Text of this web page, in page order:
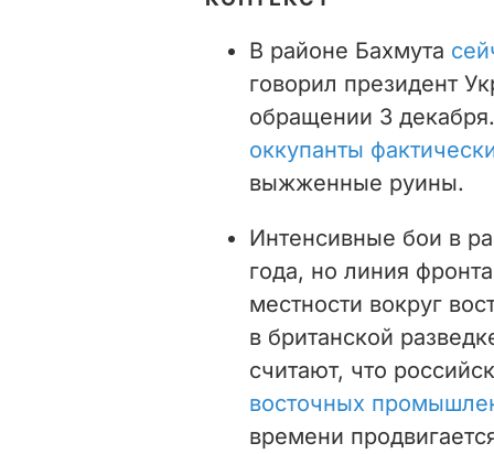
В районе Бахмута
говорил президент
обращении 3
оккупанты
выжженные руины.
Интенсивные бои в
года, но линия
местности вокруг
в британской
считают, что
восточных
времени